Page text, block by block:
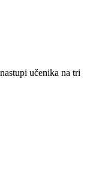
učenika na tri